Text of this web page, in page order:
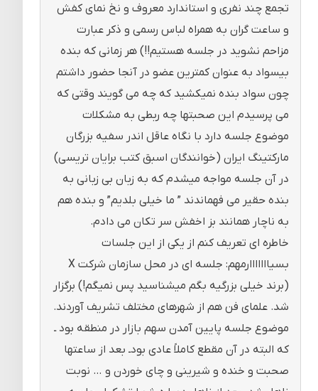
تجمع چند نفری و استاندارد معروف و نخ نمای کفش
و ساعت گران به همراه لباس رسمی و ذکر عبارت
مزاحم نشوید در جلسه هستیم!!) هر زمانی که بنده
بیسواد به عنوان کمترین عضو در آنجا حضور داشتم
چون سواد بنده نمیکشید که چه می گویند وقتی که
می پرسیدم این صحبتها چه ربطی به مشکلات
موضوع جلسه دارد با نگاه عاقل اندر سفیه بزرگان
مارکتینگ ایران (خوانندگان اسبق کتب برایان تریسی)
در آن جلسه مواجه میشدم که به زبان بی زبانی به
بنده حقیر می فهماندند ” ما خیلی بلدیم” و بنده هم
به ناچار همانند بز اخفش سر تکان می دادم.
خاطره ای تعریف کنم از یکی از این جلسات
بسیااااااارمهم: جلسه ای در محل سازمان شرکت X
(برند خیلی بزرگیه بگم میشناسید پس نمیگم!) برگزار
شد. علمای فن هم از شهرهای مختلف تشریف آوردند.
موضوع جلسه پایین آمدن سهم بازار در منطقه بود ـ
که البته در آن مقطع کاملاً عادی بودـ بعد از ساعتها
صحبت و خنده و شیرینی و چای خوردن و … نوبت